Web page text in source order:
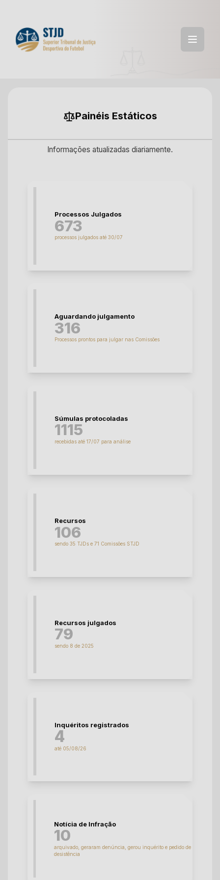
Painéis Estáticos
Informações atualizadas diariamente.
Processos Julgados
673
processos julgados até 30/07
Aguardando julgamento
316
Processos prontos para julgar nas Comissões
Súmulas protocoladas
1115
recebidas até 17/07 para análise
Recursos
106
sendo 35 TJDs e 71 Comissões STJD
Recursos julgados
79
sendo 8 de 2025
Inquéritos registrados
4
até 05/08/26
Notícia de Infração
10
arquivado, geraram denúncia, gerou inquérito e pedido de
desistência